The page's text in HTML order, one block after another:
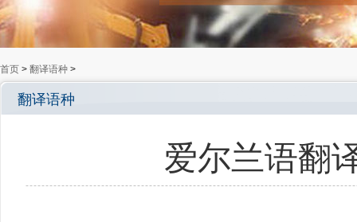
首页 > 翻译语种 >
翻译语种
爱尔兰语翻